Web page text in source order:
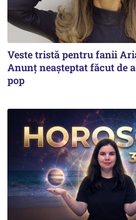
Veste tristă pentru fanii
Anunț neașteptat făcut de
pop